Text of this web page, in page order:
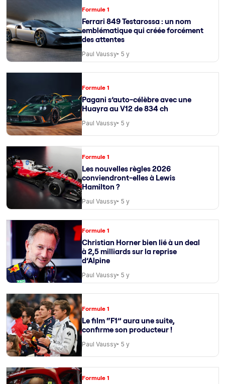
Formule 1
Ferrari 849 Testarossa : un nom
emblématique qui créée forcément
des attentes
Paul Vaussy 5 y
Formule 1
Pagani s’auto-célèbre avec une
Huayra au V12 de 834 ch
Paul Vaussy 5 y
Formule 1
Les nouvelles règles 2026
conviendront-elles à Lewis
Hamilton ?
Paul Vaussy 5 y
Formule 1
Christian Horner bien lié à un deal
à 2,5 milliards sur la reprise
d’Alpine
Paul Vaussy 5 y
Formule 1
Le film “F1” aura une suite,
confirme son producteur !
Paul Vaussy 5 y
Formule 1